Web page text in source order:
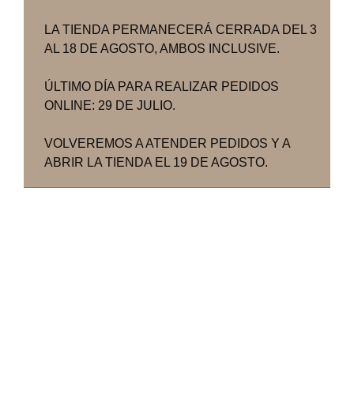
LA TIENDA PERMANECERÁ CERRADA DEL 3
AL 18 DE AGOSTO, AMBOS INCLUSIVE.
ÚLTIMO DÍA PARA REALIZAR PEDIDOS
ONLINE: 29 DE JULIO.
VOLVEREMOS A ATENDER PEDIDOS Y A
ABRIR LA TIENDA EL 19 DE AGOSTO.